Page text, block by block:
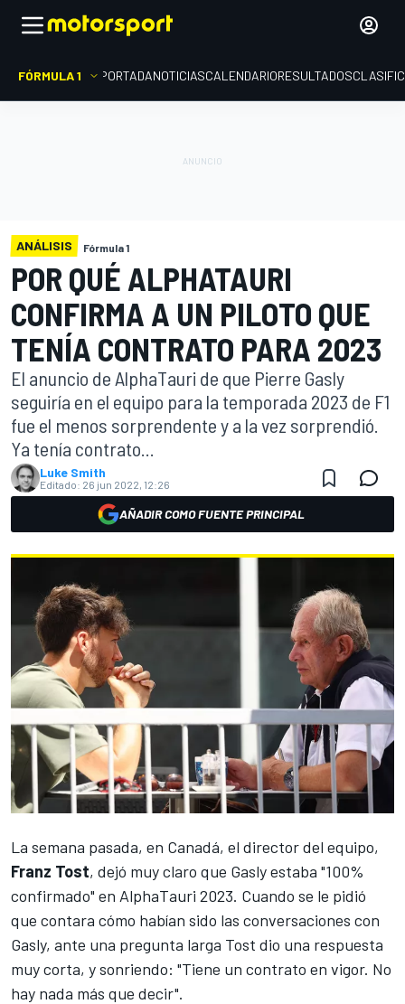
FÓRMULA 1 PORTADANOTICIASCALENDARIORESULTADOS
ANÁLISIS Fórmula 1
POR QUÉ ALPHATAURI
CONFIRMA A UN PILOTO QUE
TENÍA CONTRATO PARA 2023
El anuncio de AlphaTauri de que Pierre Gasly
seguiría en el equipo para la temporada 2023 de F1
fue el menos sorprendente y a la vez sorprendió.
Ya tenía contrato...
Luke Smith
Editado: 26 jun 2022, 12:26
AÑADIR COMO FUENTE PRINCIPAL
La semana pasada, en Canadá, el director del equipo,
Franz Tost, dejó muy claro que Gasly estaba "100%
confirmado" en AlphaTauri 2023. Cuando se le pidió
que contara cómo habían sido las conversaciones con
Gasly, ante una pregunta larga Tost dio una respuesta
muy corta, y sonriendo: "Tiene un contrato en vigor. No
hay nada más que decir".